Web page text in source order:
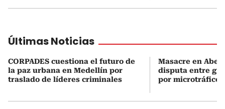
Últimas Noticias
CORPADES cuestiona el futuro de
la paz urbana en Medellín por
traslado de líderes criminales
Masacre en
disputa entre
por microtráfico